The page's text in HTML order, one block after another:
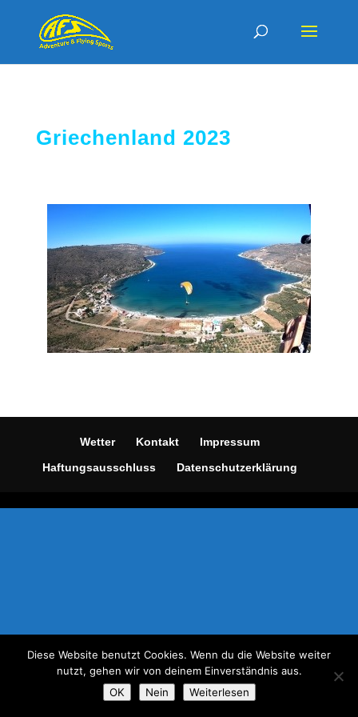
Griechenland 2023
Wetter Kontakt
Impressum
Haftungsausschluss
Datenschutzerklärung
Diese Website benutzt Cookies. Wenn du die Website weiter
nutzt, gehen wir von deinem Einverständnis aus.
OK
Nein Weiterlesen